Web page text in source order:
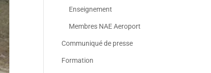
Enseignement
Membres NAE Aeroport
Communiqué de presse
Formation